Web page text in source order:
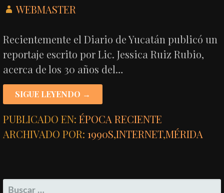
WEBMASTER
Recientemente el Diario de Yucatán publicó un
reportaje escrito por Lic. Jessica Ruiz Rubio,
acerca de los 30 años del…
SIGUE LEYENDO →
PUBLICADO EN:ÉPOCA RECIENTE
ARCHIVADO POR:1990S,INTERNET,MÉRIDA
BUSCAR: